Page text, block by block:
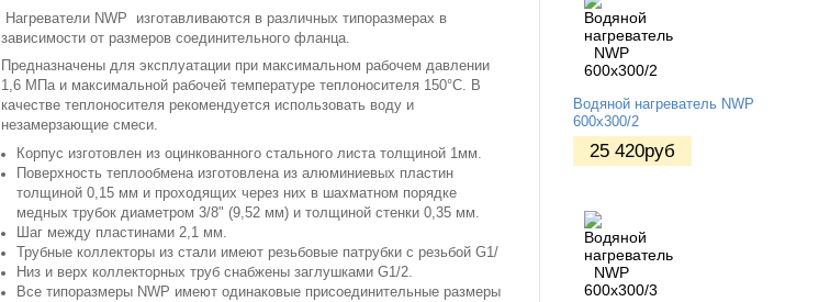
Нагреватели NWP изготавливаются в различных типоразмерах в
зависимости от размеров соединительного фланца.
Предназначены для эксплуатации при максимальном рабочем давлении
1,6 МПа и максимальной рабочей температуре теплоносителя 150°C. В
качестве теплоносителя рекомендуется использовать воду и
незамерзающие смеси.
Корпус изготовлен из оцинкованного стального листа толщиной 1мм.
Поверхность теплообмена изготовлена из алюминиевых пластин
толщиной 0,15 мм и проходящих через них в шахматном порядке
медных трубок диаметром 3/8" (9,52 мм) и толщиной стенки 0,35 мм.
Шаг между пластинами 2,1 мм.
Трубные коллекторы из стали имеют резьбовые патрубки с резьбой G1/
Низ и верх коллекторных труб снабжены заглушками G1/2.
Все типоразмеры NWP имеют одинаковые присоединительные размеры
Водяной нагреватель NWP
600х300/2
25 420руб